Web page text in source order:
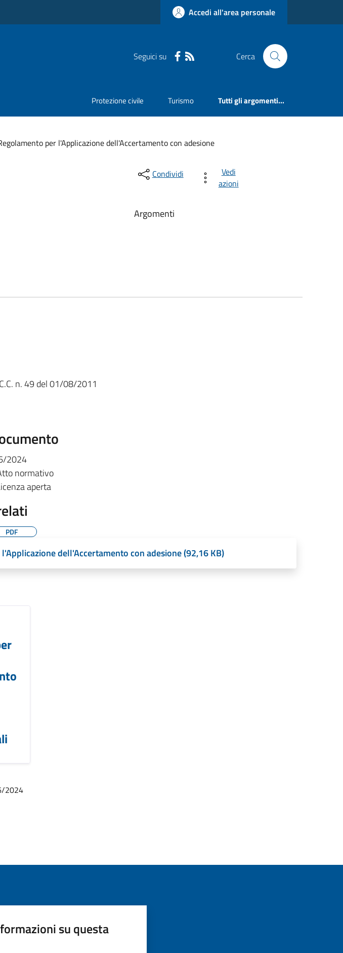
Accedi all'area personale
Seguici su Cerca
Protezione civile Turismo Tutti gli argomenti...
per l'Applicazione dell'Accertamento con adesione
Condividi
Vedi
azioni
Argomenti
n. 49 del 01/08/2011
2024
normativo
aperta
PDF
dell'Accertamento con adesione (92,16 KB)
2024
su questa